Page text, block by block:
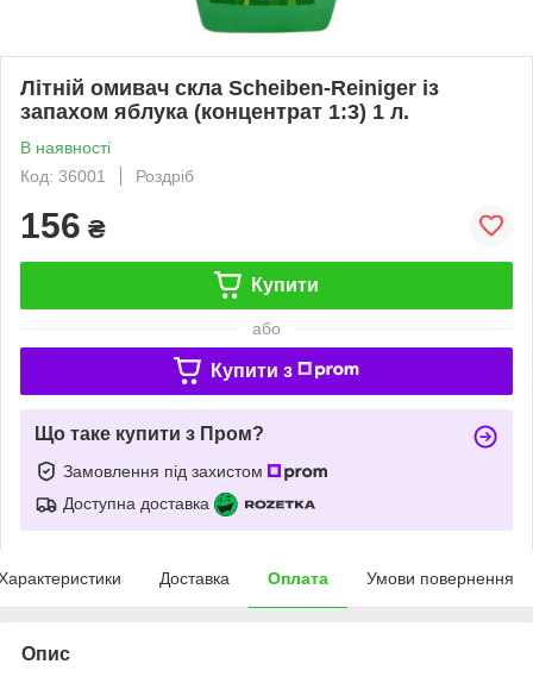
Літній омивач скла Scheiben-Reiniger із
запахом яблука (концентрат 1:3) 1 л.
В наявності
Код: 36001
Роздріб
156 ₴
Купити
або
Купити з
Що таке купити з Пром?
Замовлення під захистом
Доступна доставка
Доставка Оплата Умови повернення
Опис